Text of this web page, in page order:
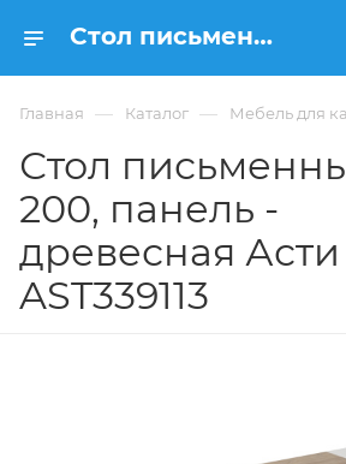
Стол письменный 200, панель - древесная Асти (Asti) AST339113 купить в Москве, цена 125 190 ₽. - интернет-магазин ФРАНКОМ
Главная — Каталог — Мебель для
Стол
200, панель -
древесная
AST339113